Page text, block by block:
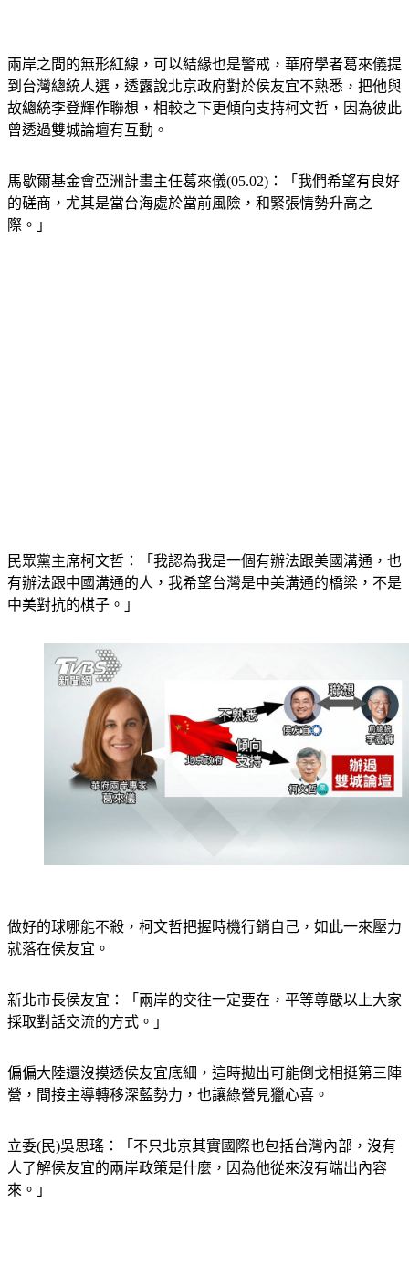
兩岸之間的無形紅線，可以結緣也是警戒，華府學者葛來儀提
到台灣總統人選，透露說北京政府對於侯友宜不熟悉，把他與
故總統李登輝作聯想，相較之下更傾向支持柯文哲，因為彼此
曾透過雙城論壇有互動。
馬歇爾基金會亞洲計畫主任葛來儀(05.02)：「我們希望有良好
的磋商，尤其是當台海處於當前風險，和緊張情勢升高之
際。」
民眾黨主席柯文哲：「我認為我是一個有辦法跟美國溝通，也
有辦法跟中國溝通的人，我希望台灣是中美溝通的橋梁，不是
中美對抗的棋子。」
做好的球哪能不殺，柯文哲把握時機行銷自己，如此一來壓力
就落在侯友宜。
新北市長侯友宜：「兩岸的交往一定要在，平等尊嚴以上大家
採取對話交流的方式。」
偏偏大陸還沒摸透侯友宜底細，這時拋出可能倒戈相挺第三陣
營，間接主導轉移深藍勢力，也讓綠營見獵心喜。
立委(民)吳思瑤：「不只北京其實國際也包括台灣內部，沒有
人了解侯友宜的兩岸政策是什麼，因為他從來沒有端出內容
來。」